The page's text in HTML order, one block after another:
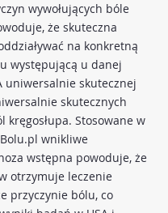
wywołujących bóle
że skuteczna
na konkretną
występującą u danej
uniwersalnie skutecznej
skutecznych
kręgosłupa. Stosowane w
wnikliwe
wstępna powoduje, że
otrzymuje leczenie
przyczynie bólu, co